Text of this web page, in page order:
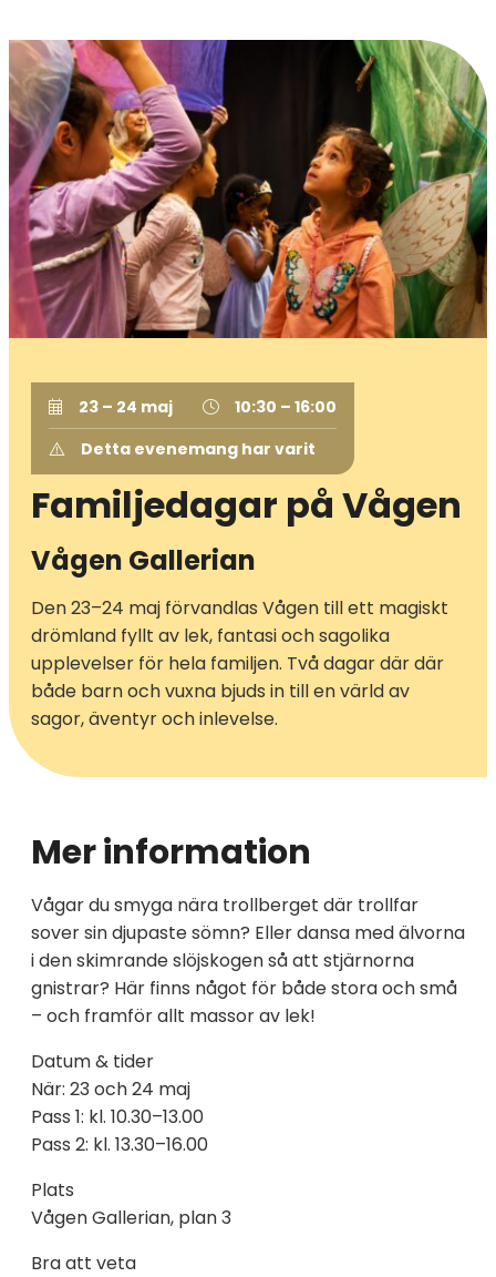
23 – 24 maj
10:30 – 16:00
Detta evenemang har varit
Familjedagar på Vågen
Vågen Gallerian
Den 23–24 maj förvandlas Vågen till ett magiskt
drömland fyllt av lek, fantasi och sagolika
upplevelser för hela familjen. Två dagar där där
både barn och vuxna bjuds in till en värld av
sagor, äventyr och inlevelse.
Mer information
Vågar du smyga nära trollberget där trollfar
sover sin djupaste sömn? Eller dansa med älvorna
i den skimrande slöjskogen så att stjärnorna
gnistrar? Här finns något för både stora och små
– och framför allt massor av lek!
Datum & tider
När: 23 och 24 maj
Pass 1: kl. 10.30–13.00
Pass 2: kl. 13.30–16.00
Plats
Vågen Gallerian, plan 3
Bra att veta